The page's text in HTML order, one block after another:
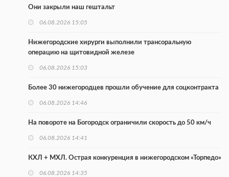
Они закрыли наш гештальт
06.08.2026 15:05
Нижегородские хирурги выполнили трансоральную
операцию на щитовидной железе
06.08.2026 15:03
Более 30 нижегородцев прошли обучение для соцконтракта
06.08.2026 14:46
На повороте на Богородск ограничили скорость до 50 км/ч
06.08.2026 14:41
КХЛ + МХЛ. Острая конкуренция в нижегородском «Торпедо»
06.08.2026 14:35